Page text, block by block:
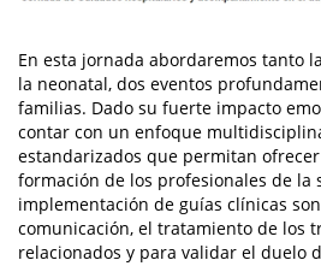
En esta jornada abordaremos tanto
la neonatal, dos eventos
familias. Dado su fuerte impacto
contar con un enfoque
estandarizados que permitan
formación de los profesionales de la
implementación de guías clínicas
comunicación, el tratamiento de los
relacionados y para validar el duelo